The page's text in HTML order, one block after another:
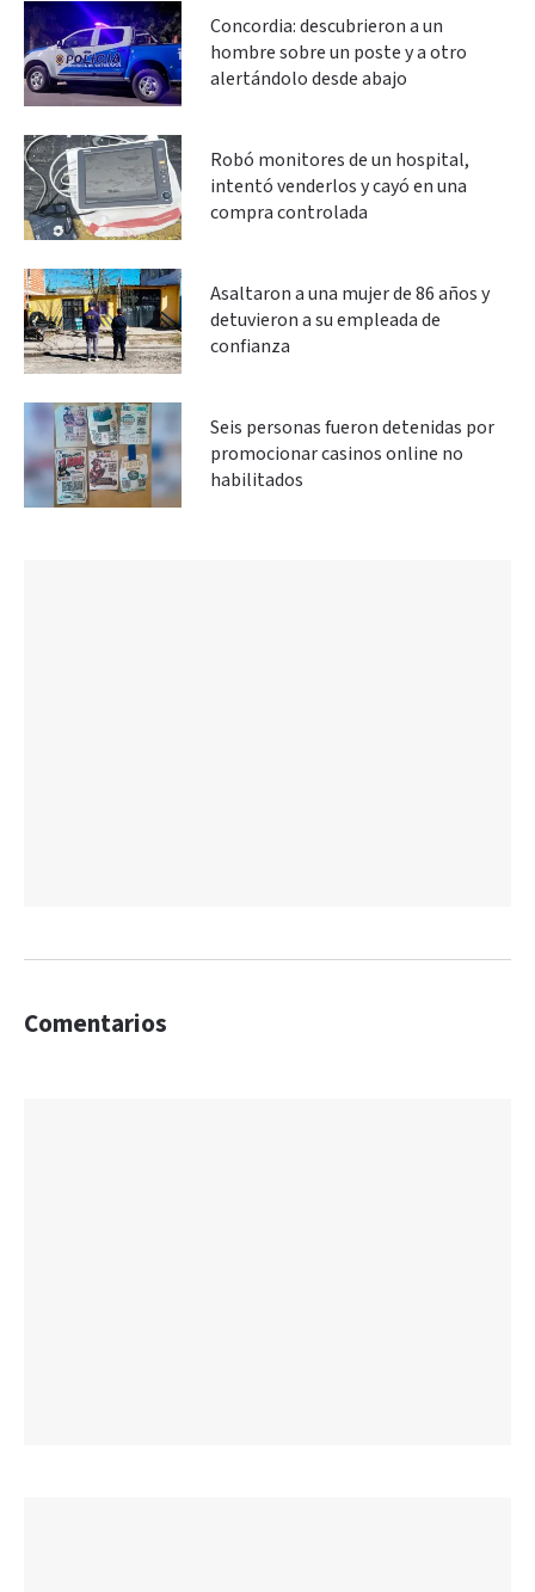
Concordia: descubrieron a un
hombre sobre un poste y a otro
alertándolo desde abajo
Robó monitores de un hospital,
intentó venderlos y cayó en una
compra controlada
Asaltaron a una mujer de 86 años y
detuvieron a su empleada de
confianza
Seis personas fueron detenidas por
promocionar casinos online no
habilitados
Comentarios